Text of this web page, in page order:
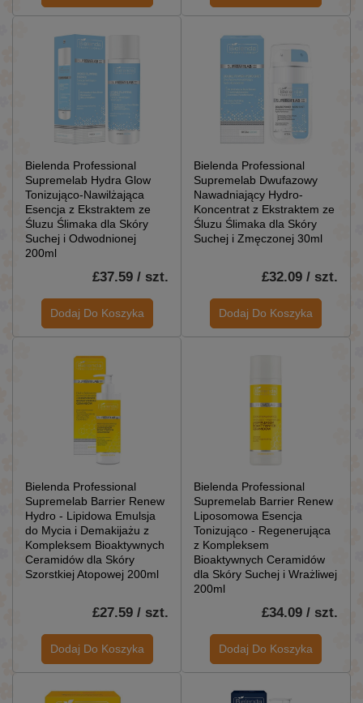
Bielenda Professional
Supremelab Hydra Glow
Tonizująco-Nawilżająca
Esencja z Ekstraktem ze
Śluzu Ślimaka dla Skóry
Suchej i Odwodnionej
200ml
£37.59 / szt.
Dodaj Do Koszyka
Bielenda Professional
Supremelab Dwufazowy
Nawadniający Hydro-
Koncentrat z Ekstraktem ze
Śluzu Ślimaka dla Skóry
Suchej i Zmęczonej 30ml
£32.09 / szt.
Dodaj Do Koszyka
Bielenda Professional
Supremelab Barrier Renew
Hydro - Lipidowa Emulsja
do Mycia i Demakijażu z
Kompleksem Bioaktywnych
Ceramidów dla Skóry
Szorstkiej Atopowej 200ml
£27.59 / szt.
Dodaj Do Koszyka
Bielenda Professional
Supremelab Barrier Renew
Liposomowa Esencja
Tonizująco - Regenerująca
z Kompleksem
Bioaktywnych Ceramidów
dla Skóry Suchej i Wrażliwej
200ml
£34.09 / szt.
Dodaj Do Koszyka